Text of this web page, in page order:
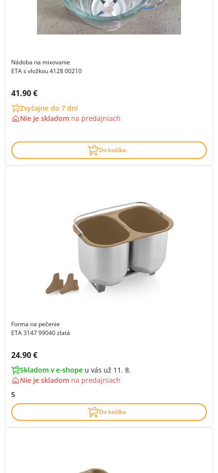
Nádoba na mixovanie
ETA s vložkou 4128 00210
Cena s DPH:
41.90 €
Zvyčajne do 7 dní
Nie je skladom na predajniach
Do košíka
Forma na pečenie
ETA 3147 99040 zlatá
Cena s DPH:
24.90 €
Skladom v e-shope u vás už 11. 8.
Nie je skladom na predajniach
5
Do košíka